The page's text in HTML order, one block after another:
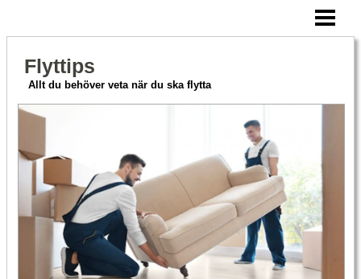
ATT TÄNKA PÅ
FLYTTFIRMA PRISER
BLOGG
Flyttips
Allt du behöver veta när du ska flytta